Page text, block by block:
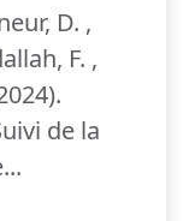
D. ,
F. ,
de la